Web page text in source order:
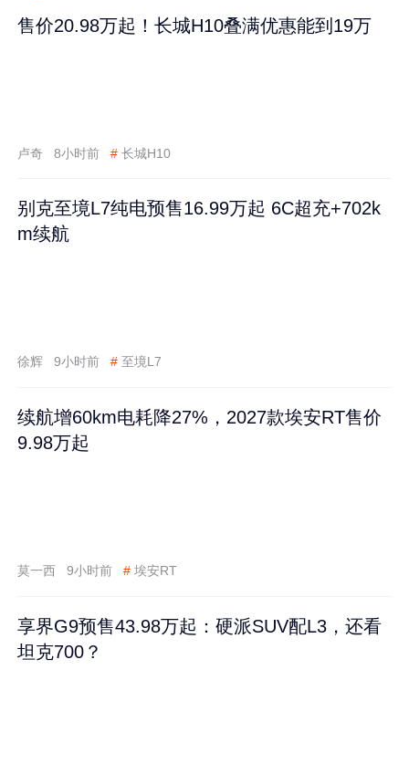
售价20.98万起！长城H10叠满优惠能到19万
卢奇 8小时前 # 长城H10
别克至境L7纯电预售16.99万起 6C超充+702k
m续航
徐辉 9小时前 # 至境L7
续航增60km电耗降27%，2027款埃安RT售价
9.98万起
莫一西 9小时前 # 埃安RT
享界G9预售43.98万起：硬派SUV配L3，还看
坦克700？